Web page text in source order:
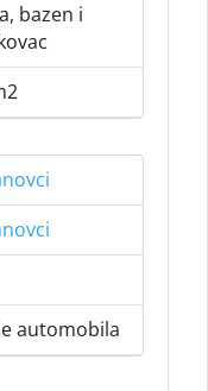
bazen i
automobila